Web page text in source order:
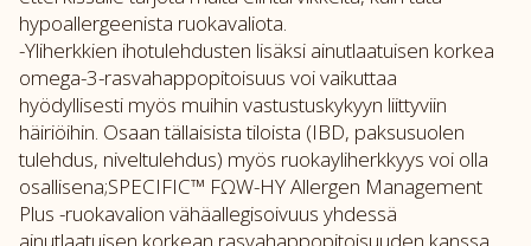
hypoallergeenista ruokavaliota.
-Yliherkkien ihotulehdusten lisäksi ainutlaatuisen korkea
omega-3-rasvahappopitoisuus voi vaikuttaa
hyödyllisesti myös muihin vastustuskykyyn liittyviin
häiriöihin. Osaan tällaisista tiloista (IBD, paksusuolen
tulehdus, niveltulehdus) myös ruokayliherkkyys voi olla
osallisena;SPECIFIC™ FΩW-HY Allergen Management
Plus -ruokavalion vähäallegisoivuus yhdessä
ainutlaatuisen korkean rasvahappopitoisuuden kanssa